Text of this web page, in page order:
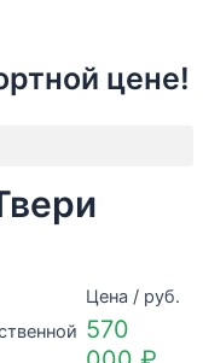
цене!
Цена / руб.
570